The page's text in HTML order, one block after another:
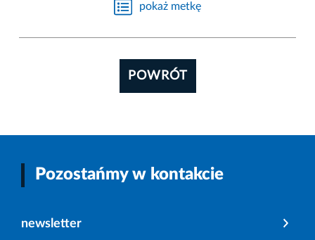
pokaż metkę
POWRÓT
Pozostańmy w kontakcie
newsletter